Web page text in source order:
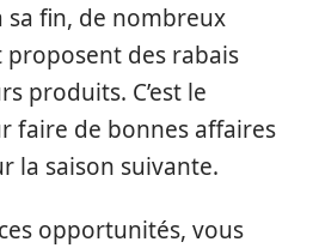
sa fin, de nombreux
des rabais
produits. C’est le
faire de bonnes affaires
la saison suivante.
opportunités, vous